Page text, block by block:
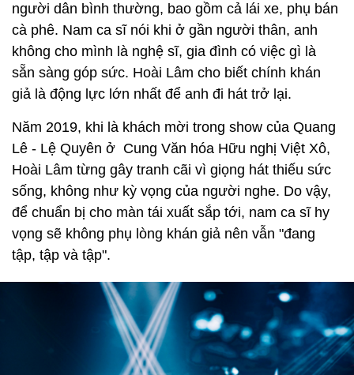
người dân bình thường, bao gồm cả lái xe, phụ bán
cà phê. Nam ca sĩ nói khi ở gần người thân, anh
không cho mình là nghệ sĩ, gia đình có việc gì là
sẵn sàng góp sức. Hoài Lâm cho biết chính khán
giả là động lực lớn nhất để anh đi hát trở lại.
Năm 2019, khi là khách mời trong show của Quang
Lê - Lệ Quyên ở Cung Văn hóa Hữu nghị Việt Xô,
Hoài Lâm từng gây tranh cãi vì giọng hát thiếu sức
sống, không như kỳ vọng của người nghe. Do vậy,
để chuẩn bị cho màn tái xuất sắp tới, nam ca sĩ hy
vọng sẽ không phụ lòng khán giả nên vẫn "đang
tập, tập và tập".